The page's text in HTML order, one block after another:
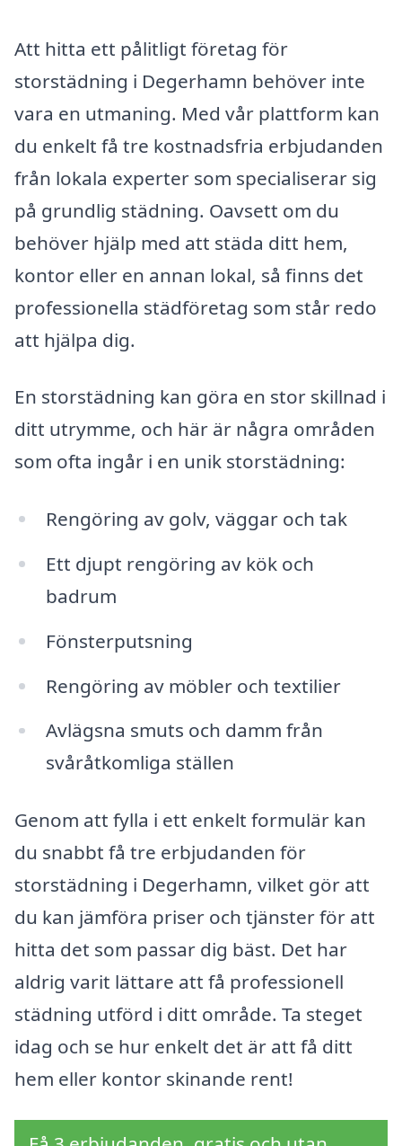
Att hitta ett pålitligt företag för
storstädning i Degerhamn behöver inte
vara en utmaning. Med vår plattform kan
du enkelt få tre kostnadsfria erbjudanden
från lokala experter som specialiserar sig
på grundlig städning. Oavsett om du
behöver hjälp med att städa ditt hem,
kontor eller en annan lokal, så finns det
professionella städföretag som står redo
att hjälpa dig.
En storstädning kan göra en stor skillnad i
ditt utrymme, och här är några områden
som ofta ingår i en unik storstädning:
Rengöring av golv, väggar och tak
Ett djupt rengöring av kök och
badrum
Fönsterputsning
Rengöring av möbler och textilier
Avlägsna smuts och damm från
svåråtkomliga ställen
Genom att fylla i ett enkelt formulär kan
du snabbt få tre erbjudanden för
storstädning i Degerhamn, vilket gör att
du kan jämföra priser och tjänster för att
hitta det som passar dig bäst. Det har
aldrig varit lättare att få professionell
städning utförd i ditt område. Ta steget
idag och se hur enkelt det är att få ditt
hem eller kontor skinande rent!